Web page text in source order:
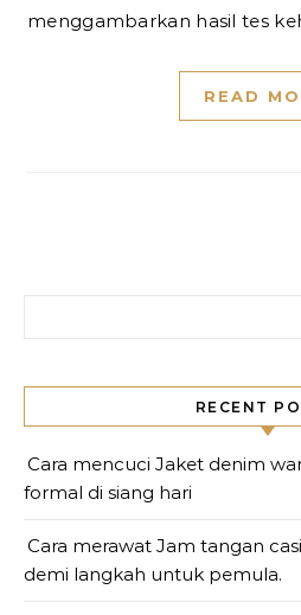
menggambarkan hasil tes
READ
RECENT
Cara mencuci Jaket denim
formal di siang hari
Cara merawat Jam tangan
demi langkah untuk pemula.